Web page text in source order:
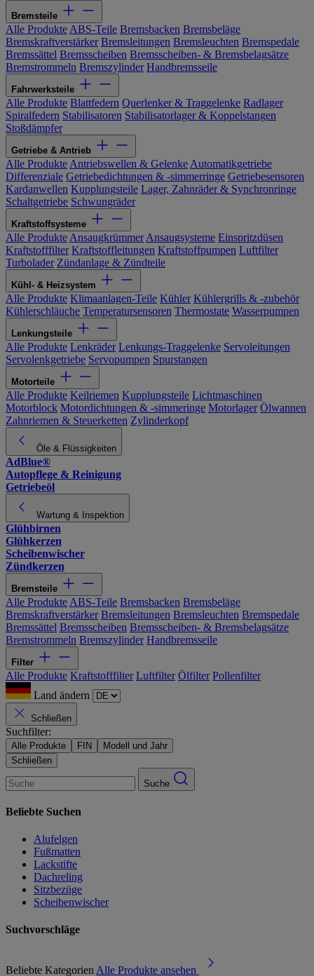
Bremsteile
Alle Produkte ABS-Teile Bremsbacken Bremsbeläge
Bremskraftverstärker Bremsleitungen Bremsleuchten Bremspedale
Bremssättel Bremsscheiben Bremsscheiben- & Bremsbelagsätze
Bremstrommeln Bremszylinder Handbremsseile
Fahrwerksteile
Alle Produkte Blattfedern Querlenker & Traggelenke Radlager
Spiralfedern Stabilisatoren Stabilisatorlager & Koppelstangen
Stoßdämpfer
Getriebe & Antrieb
Alle Produkte Antriebswellen & Gelenke Automatikgetriebe
Differenziale Getriebedichtungen & -simmerringe Getriebesensoren
Kardanwellen Kupplungsteile Lager, Zahnräder & Synchronringe
Schaltgetriebe Schwungräder
Kraftstoffsysteme
Alle Produkte Ansaugkrümmer Ansaugsysteme Einspritzdüsen
Kraftstofffilter Kraftstoffleitungen Kraftstoffpumpen Luftfilter
Turbolader Zündanlage & Zündteile
Kühl- & Heizsystem
Alle Produkte Klimaanlagen-Teile Kühler Kühlergrills & -zubehör
Kühlerschläuche Temperatursensoren Thermostate Wasserpumpen
Lenkungsteile
Alle Produkte Lenkräder Lenkungs-Traggelenke Servoleitungen
Servolenkgetriebe Servopumpen Spurstangen
Motorteile
Alle Produkte Keilriemen Kupplungsteile Lichtmaschinen
Motorblock Motordichtungen & -simmeringe Motorlager Ölwannen
Zahnriemen & Steuerketten Zylinderkopf
Öle & Flüssigkeiten
AdBlue®
Autopflege & Reinigung
Getriebeöl
Wartung & Inspektion
Glühbirnen
Glühkerzen
Scheibenwischer
Zündkerzen
Bremsteile
Alle Produkte ABS-Teile Bremsbacken Bremsbeläge
Bremskraftverstärker Bremsleitungen Bremsleuchten Bremspedale
Bremssättel Bremsscheiben Bremsscheiben- & Bremsbelagsätze
Bremstrommeln Bremszylinder Handbremsseile
Filter
Alle Produkte Kraftstofffilter Luftfilter Ölfilter Pollenfilter
Land ändern
Schließen
Suchfilter:
Alle Produkte FIN
Modell und Jahr
Schließen
Suche
Beliebte Suchen
Alufelgen
Fußmatten
Lackstifte
Dachreling
Sitzbezüge
Scheibenwischer
Suchvorschläge
Beliebte Kategorien Alle Produkte ansehen